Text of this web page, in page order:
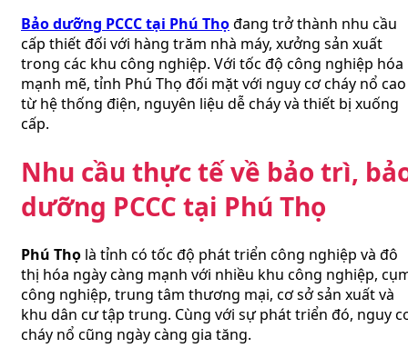
Bảo dưỡng PCCC tại Phú Thọđang trở thành nhu cầu
cấp thiết đối với hàng trăm nhà máy, xưởng sản xuất
trong các khu công nghiệp. Với tốc độ công nghiệp hóa
mạnh mẽ, tỉnh Phú Thọ đối mặt với nguy cơ cháy nổ cao
từ hệ thống điện, nguyên liệu dễ cháy và thiết bị xuống
cấp.
Nhu cầu thực tế về bảo trì,
dưỡng PCCC tại Phú Thọ
Phú Thọ là tỉnh có tốc độ phát triển công nghiệp và đô
thị hóa ngày càng mạnh với nhiều khu công nghiệp,
công nghiệp, trung tâm thương mại, cơ sở sản xuất và
khu dân cư tập trung. Cùng với sự phát triển đó, nguy
cháy nổ cũng ngày càng gia tăng.